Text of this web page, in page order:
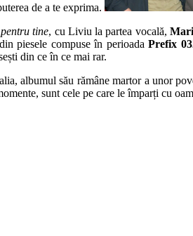
de a te exprima.
tine, cu Liviu la partea vocală,
piesele compuse în perioadaPrefix
din ce în ce mai rar.
albumul său rămâne martor a unor
sunt cele pe care le împarți cu